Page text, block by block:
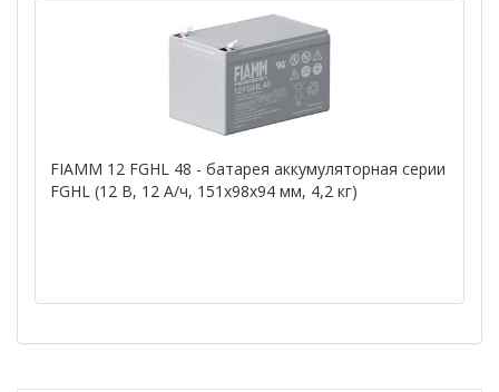
FIAMM 12 FGHL 48 - батарея аккумуляторная серии
FGHL (12 В, 12 А/ч, 151х98х94 мм, 4,2 кг)